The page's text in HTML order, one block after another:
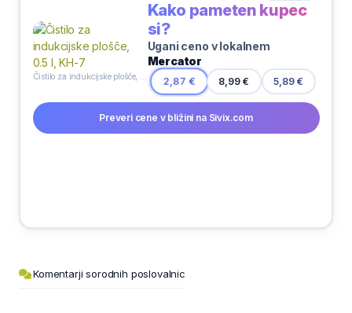
Kako pameten kupec
si?
Ugani ceno v lokalnem
Mercator
2,87 € 8,99 € 5,89 €
Preveri cene v bližini na Sivix.com
Komentarji sorodnih poslovalnic